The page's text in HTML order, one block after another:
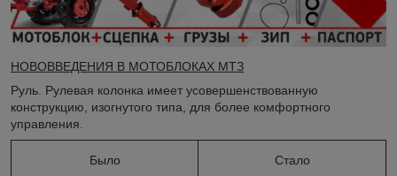
НОВОВВЕДЕНИЯ В МОТОБЛОКАХ МТЗ
Руль. Рулевая колонка имеет усовершенствованную
конструкцию, изогнутого типа, для более комфортного
управления.
Было Стало